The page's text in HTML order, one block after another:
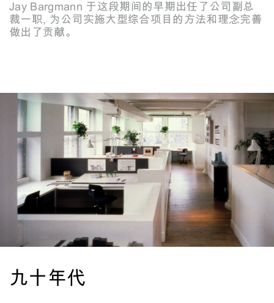
Jay Bargmann 于这段期间的早期出任了公司副总
裁一职, 为公司实施大型综合项目的方法和理念完善
做出了贡献。
九十年代